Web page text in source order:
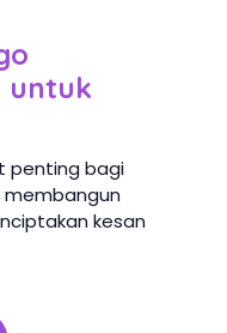
untuk
penting bagi
membangun
kesan